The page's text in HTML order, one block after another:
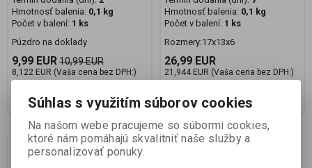
Hmotnosť balenia: 0,1 kg
Počet v balení: 1 ks
Púzdro na doklady
9,99 EUR10,99 EUR
8,122 EUR (Vaša cena bez DPH:)
Hmotnosť balenia: 0,1 kg
Počet v balení: 1 ks
Rozmery:17x13x6
26,99 EUR
21,944 EUR (Vaša cena bez DPH:)
Súhlas s využitím súborov cookies
Na našom webe pracujeme so súbormi cookies,
ktoré nám pomáhajú skvalitniť naše služby a
personalizovať ponuky.